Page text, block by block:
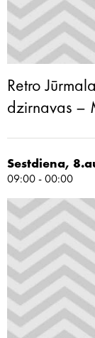
Retro
dzirnavas –
Sestdiena,
09:00 - 00:00